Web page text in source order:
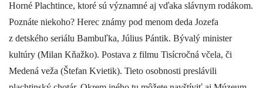
Horné Plachtince, ktoré sú významné aj vďaka slávnym rodákom.
Poznáte niekoho? Herec známy pod menom deda Jozefa
z detského seriálu Bambuľka, Július Pántik. Bývalý minister
kultúry (Milan Kňažko). Postava z filmu Tisícročná včela, či
Medená veža (Štefan Kvietik). Tieto osobnosti preslávili